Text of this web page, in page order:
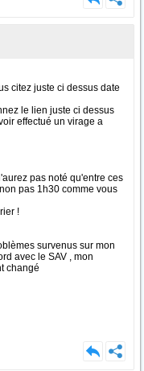
citez juste ci dessus date
le lien juste ci dessus
effectué un virage a
pas noté qu'entre ces
pas 1h30 comme vous
!
survenus sur mon
avec le SAV , mon
changé